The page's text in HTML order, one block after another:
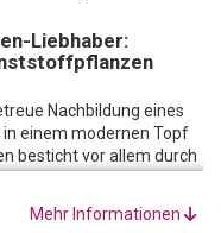
Liebhaber:
Nachbildung eines
einem modernen Topf
besticht vor allem durch
in einem Topf
Mehr Informationen